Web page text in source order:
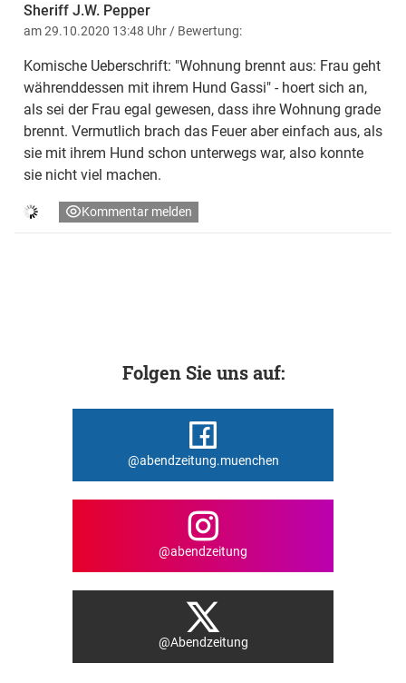
Sheriff J.W. Pepper
am 29.10.2020 13:48 Uhr / Bewertung:
Komische Ueberschrift: "Wohnung brennt aus: Frau geht
währenddessen mit ihrem Hund Gassi" - hoert sich an,
als sei der Frau egal gewesen, dass ihre Wohnung grade
brennt. Vermutlich brach das Feuer aber einfach aus, als
sie mit ihrem Hund schon unterwegs war, also konnte
sie nicht viel machen.
Kommentar melden
Folgen Sie uns auf:
@abendzeitung.muenchen
@abendzeitung
@Abendzeitung